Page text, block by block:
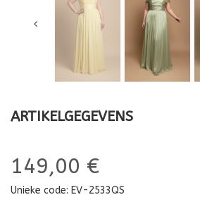
ARTIKELGEGEVENS
149,00 €
Unieke code: EV-2533QS